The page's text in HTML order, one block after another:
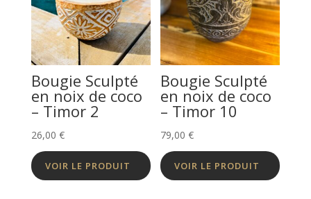
Bougie Sculpté
en noix de coco
– Timor 2
26,00 €
VOIR LE PRODUIT
Bougie Sculpté
en noix de coco
– Timor 10
79,00€
VOIR LE PRODUIT